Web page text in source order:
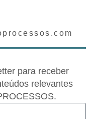
para receber
relevantes